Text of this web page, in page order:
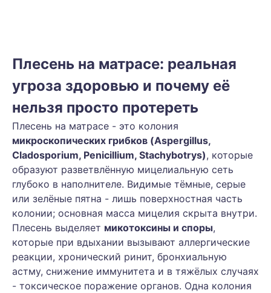
Плесень на матрасе: реальная
угроза здоровью и почему её
нельзя просто протереть
Плесень на матрасе - это колония
микроскопических грибков (Aspergillus,
Cladosporium, Penicillium, Stachybotrys), которые
образуют разветвлённую мицелиальную сеть
глубоко в наполнителе. Видимые тёмные, серые
или зелёные пятна - лишь поверхностная часть
колонии; основная масса мицелия скрыта внутри.
Плесень выделяет микотоксины и споры,
которые при вдыхании вызывают аллергические
реакции, хронический ринит, бронхиальную
астму, снижение иммунитета и в тяжёлых случаях
- токсическое поражение органов. Одна колония